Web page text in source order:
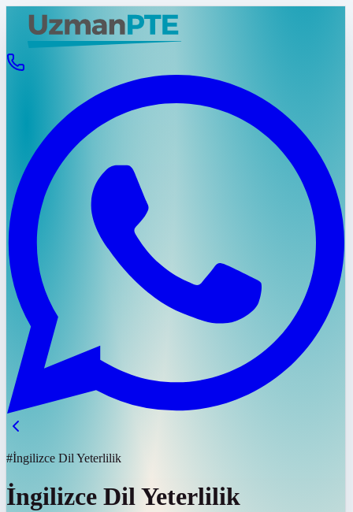
#İngilizce Dil Yeterlilik
İngilizce Dil Yeterlilik